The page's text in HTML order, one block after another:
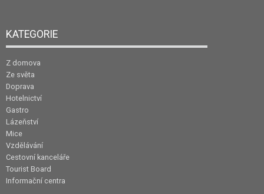
KATEGORIE
Z domova
Ze světa
Doprava
Hotelnictví
Gastro
Lázeňství
Mice
Vzdělávání
Cestovní kanceláře
Tourist Board
Informační centra